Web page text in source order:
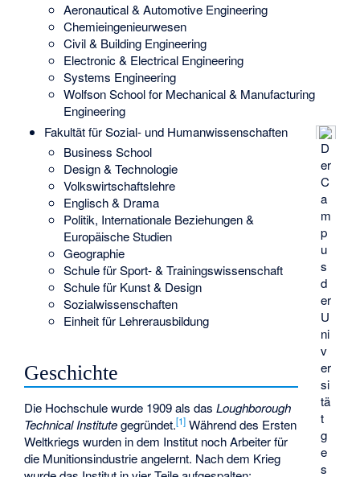
Aeronautical & Automotive Engineering
Chemieingenieurwesen
Civil & Building Engineering
Electronic & Electrical Engineering
Systems Engineering
Wolfson School for Mechanical & Manufacturing
Engineering
D
er
C
a
m
p
u
s
d
er
U
ni
v
er
si
tä
t
g
e
s
Fakultät für Sozial- und Humanwissenschaften
Business School
Design & Technologie
Volkswirtschaftslehre
Englisch & Drama
Politik, Internationale Beziehungen &
Europäische Studien
Geographie
Schule für Sport- & Trainingswissenschaft
Schule für Kunst & Design
Sozialwissenschaften
Einheit für Lehrerausbildung
Geschichte
Die Hochschule wurde 1909 als dasLoughborough
Technical Institutegegründet.[1] Während des Ersten
Weltkriegs wurden in dem Institut noch Arbeiter für
die Munitionsindustrie angelernt. Nach dem Krieg